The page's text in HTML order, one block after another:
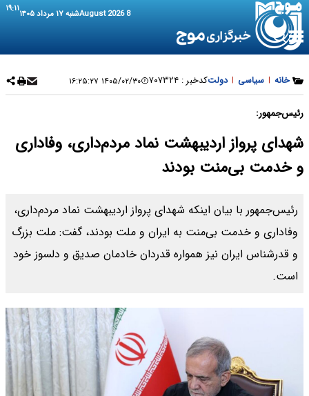
8 August 2026 شنبه ۱۷ مرداد ۱۴۰۵ ۱۹:۱۱
خانه | سیاسی | دولتکدخبر : ۷۰۷۳۲۴ ۱۴۰۵/۰۲/۳۰ ۱۶:۲۵:۲۷
رئیس‌جمهور:
شهدای پرواز اردیبهشت نماد مردم‌داری، وفاداری
و خدمت بی‌منت بودند
رئیس‌جمهور با بیان اینکه شهدای پرواز اردیبهشت نماد مردم‌داری،
وفاداری و خدمت بی‌منت به ایران و ملت بودند، گفت: ملت بزرگ
و قدرشناس ایران نیز همواره قدردان خادمان صدیق و دلسوز خود
است.